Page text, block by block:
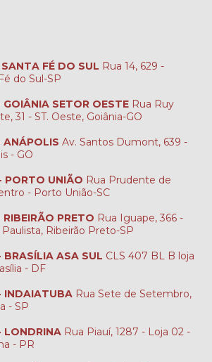
FÉ DO SUL Rua 14, 629 -
do Sul-SP
SETOR OESTE Rua Ruy
31 - ST. Oeste, Goiânia-GO
ANÁPOLIS Av. Santos Dumont, 639 -
- GO
PORTO UNIÃO Rua Prudente de
- Porto União-SC
PRETO Rua Iguape, 366 -
Ribeirão Preto-SP
BRASÍLIA ASA SUL CLS 407 BL B loja
- DF
INDAIATUBA Rua Sete de Setembro,
- SP
LONDRINA Rua Piauí, 1287 - Loja 02 -
- PR